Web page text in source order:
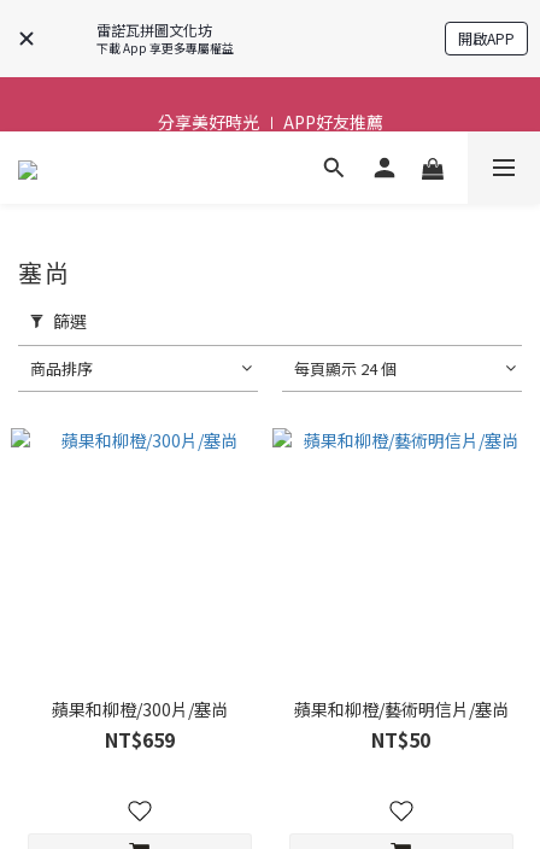
雷諾瓦拼圖文化坊
下載 App 享更多專屬權益 開啟APP
前進~怪獸一族系列活動!
分享美好時光 ∣ APP好友推薦
前進~怪獸一族系列活動!
塞尚
篩選
商品排序 每頁顯示 24 個
蘋果和柳橙/300片/塞尚
NT$659
蘋果和柳橙/藝術明信片/塞尚
NT$50